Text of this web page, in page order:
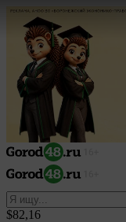
$82,16